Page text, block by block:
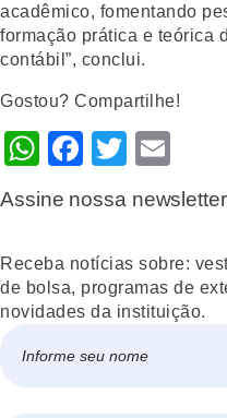
acadêmico, fomentando
formação prática e teórica
contábil”, conclui.
Gostou? Compartilhe!
WhatsApp
Facebook
Twitter
Assine nossa newsletter
Receba notícias sobre:
de bolsa, programas de
novidades da instituição.